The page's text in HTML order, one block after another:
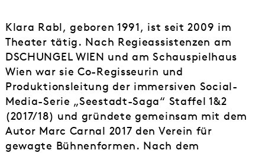
Klara Rabl, geboren 1991, ist seit 2009 im
Theater tätig. Nach Regieassistenzen am
DSCHUNGEL WIEN und am Schauspielhaus
Wien war sie Co-Regisseurin und
Produktionsleitung der immersiven Social-
Media-Serie „Seestadt-Saga“ Staffel 1&2
(2017/18) und gründete gemeinsam mit dem
Autor Marc Carnal 2017 den Verein für
gewagte Bühnenformen. Nach dem